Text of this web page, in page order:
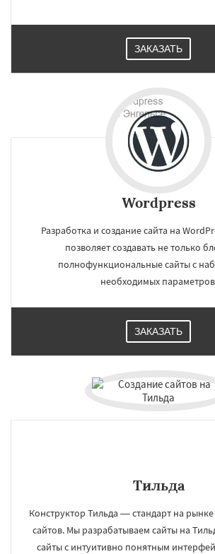
ЗАКАЗАТЬ
Wordpress
Разработка и создание сайта на
позволяет создавать не только
полнофункциональные сайты с
необходимых
ЗАКАЗАТЬ
Тильда
Конструктор Тильда — стандарт на рынке
сайтов. Мы разрабатываем сайты на
сайты с интуитивно понятным